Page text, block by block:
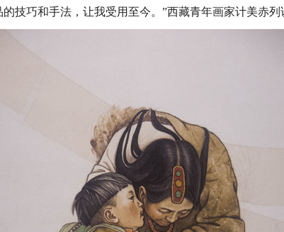
技巧和手法，让我受用至今。”西藏青年画家计美赤列